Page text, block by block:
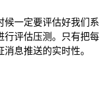
候一定要评估好我们系
行评估压测。只有把每
息推送的实时性。